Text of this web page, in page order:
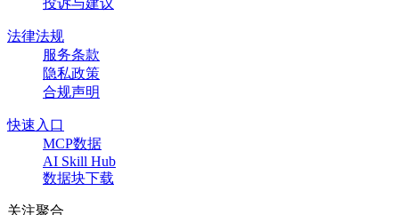
法律法规
服务条款
隐私政策
合规声明
快速入口
MCP数据
AI Skill Hub
数据块下载
关注聚合